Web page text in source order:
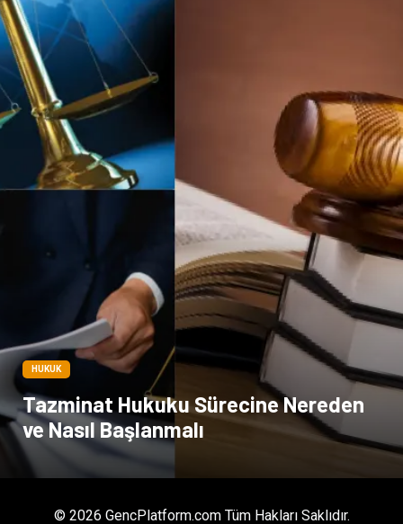
Spor Malzemeleri
HUKUK
Tazminat Hukuku Sürecine Nereden
ve Nasıl Başlanmalı
© 2026 GencPlatform.com Tüm Hakları Saklıdır.